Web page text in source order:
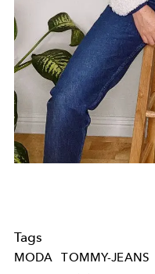
Tags
MODA TOMMY-JEANS